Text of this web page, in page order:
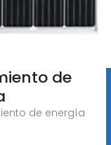
de
de energía